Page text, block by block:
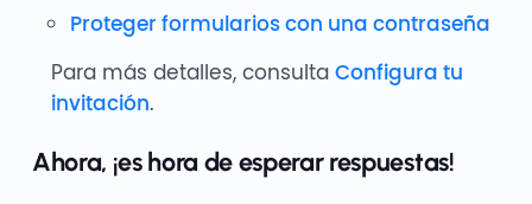
Proteger formularios con una contraseña
Para más detalles, consulta Configura tu
invitación.
Ahora, ¡es hora de esperar respuestas!